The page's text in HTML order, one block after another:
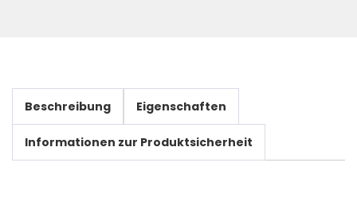
Beschreibung Eigenschaften
Informationen zur Produktsicherheit